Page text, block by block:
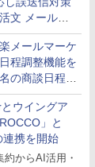
文 メール誤
ンサービス」
メールマーケ
程調整機能を
の商談日程調
ウイングア
」と
連携を開始
からAI活用・